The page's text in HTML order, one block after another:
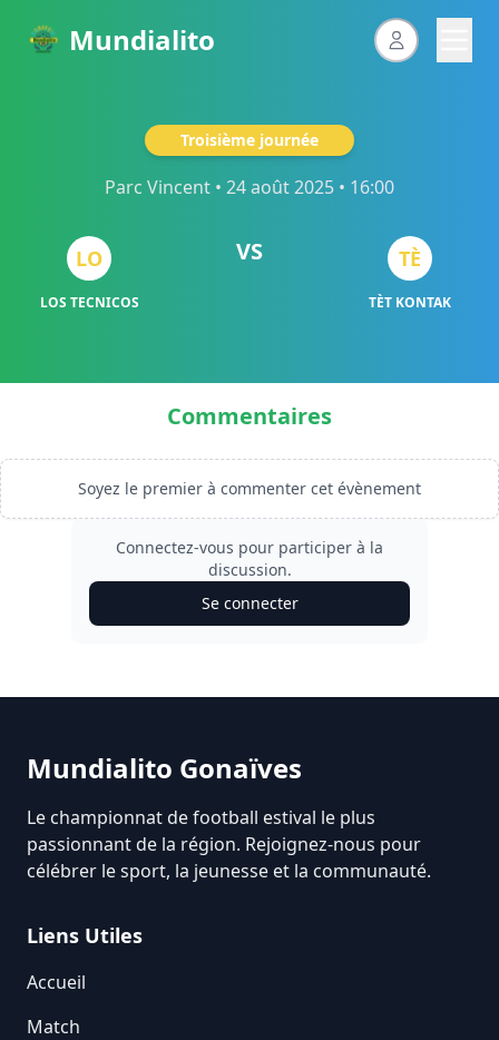
Mundialito
Troisième journée
Parc Vincent • 24 août 2025 • 16:00
LO
LOS TECNICOS
VS TÈ
TÈT KONTAK
Commentaires
Soyez le premier à commenter cet évènement
Connectez-vous pour participer à la
discussion.
Se connecter
Mundialito Gonaïves
Le championnat de football estival le plus
passionnant de la région. Rejoignez-nous pour
célébrer le sport, la jeunesse et la communauté.
Liens Utiles
Accueil
Match